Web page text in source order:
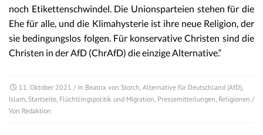
noch Etikettenschwindel. Die Unionsparteien stehen für die
Ehe für alle, und die Klimahysterie ist ihre neue Religion, der
sie bedingungslos folgen. Für konservative Christen sind die
Christen in der AfD (ChrAfD) die einzige Alternative.“
11. Oktober 2021 / In Beatrix von Storch Alternative für Deutschland (AfD)
Islam Startseite Flüchtlingspolitik und Migration Pressemitteilungen Religionen /
Von Redaktion